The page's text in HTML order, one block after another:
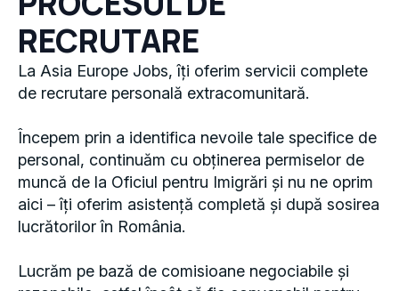
RECRUTARE
La Asia Europe Jobs, îți oferim servicii complete
de recrutare personală extracomunitară.
Începem prin a identifica nevoile tale specifice de
personal, continuăm cu obținerea permiselor de
muncă de la Oficiul pentru Imigrări și nu ne oprim
aici – îți oferim asistență completă și după sosirea
lucrătorilor în România.
rezonabile, astfel încât să fie convenabil pentru